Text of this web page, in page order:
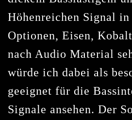
Höhenreichen Signal in
Optionen, Eisen,
nach Audio Material
würde ich dabei als
geeignet für die
Signale ansehen. Der